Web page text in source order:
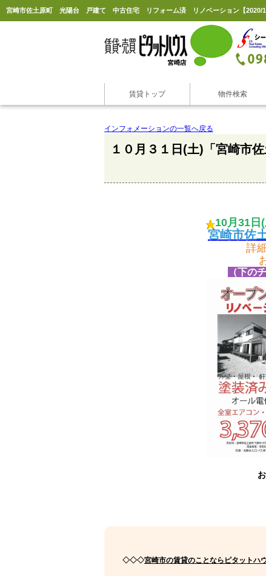
賃貸トップ 物件検索
インフォメーションの一覧へ戻る
１０月３１日(土)「宮崎市
10月31日
宮崎市佐
詳
（下の
◇◇◇宮崎市の賃貸のことならピタットハ